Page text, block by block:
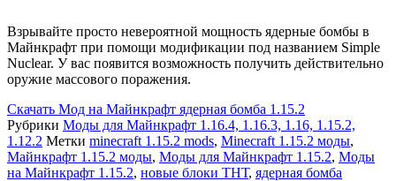
Взрывайте просто невероятной мощность ядерные бомбы в
Майнкрафт при помощи модификации под названием Simple
Nuclear. У вас появится возможность получить действительно
оружие массового поражения.
Скачать Мод на Майнкрафт ядерная бомба 1.15.2
Рубрики Моды для Майнкрафт 1.16.4, 1.16.3, 1.16, 1.15.2,
1.12.2 Метки minecraft 1.15.2 mods, Minecraft 1.15.2 моды,
Майнкрафт 1.15.2 моды, Моды для Майнкрафт 1.15.2, Моды
на Майнкрафт 1.15.2, новые блоки ТНТ, ядерная бомба